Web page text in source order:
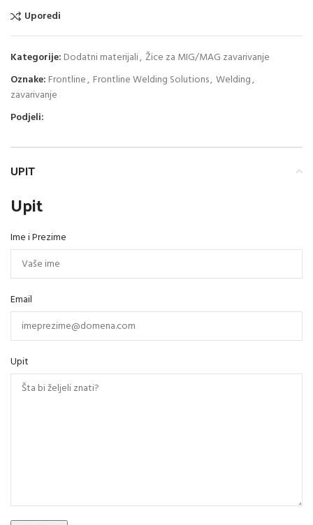
Uporedi
Kategorije: Dodatni materijali, Žice za MIG/MAG zavarivanje
Oznake: Frontline, Frontline Welding Solutions, Welding,
zavarivanje
Podjeli:
UPIT
Upit
Ime i Prezime
Email
Upit